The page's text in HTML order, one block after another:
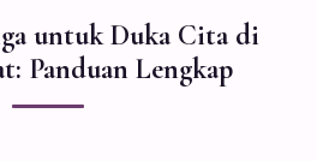
untuk Duka Cita di
Panduan Lengkap